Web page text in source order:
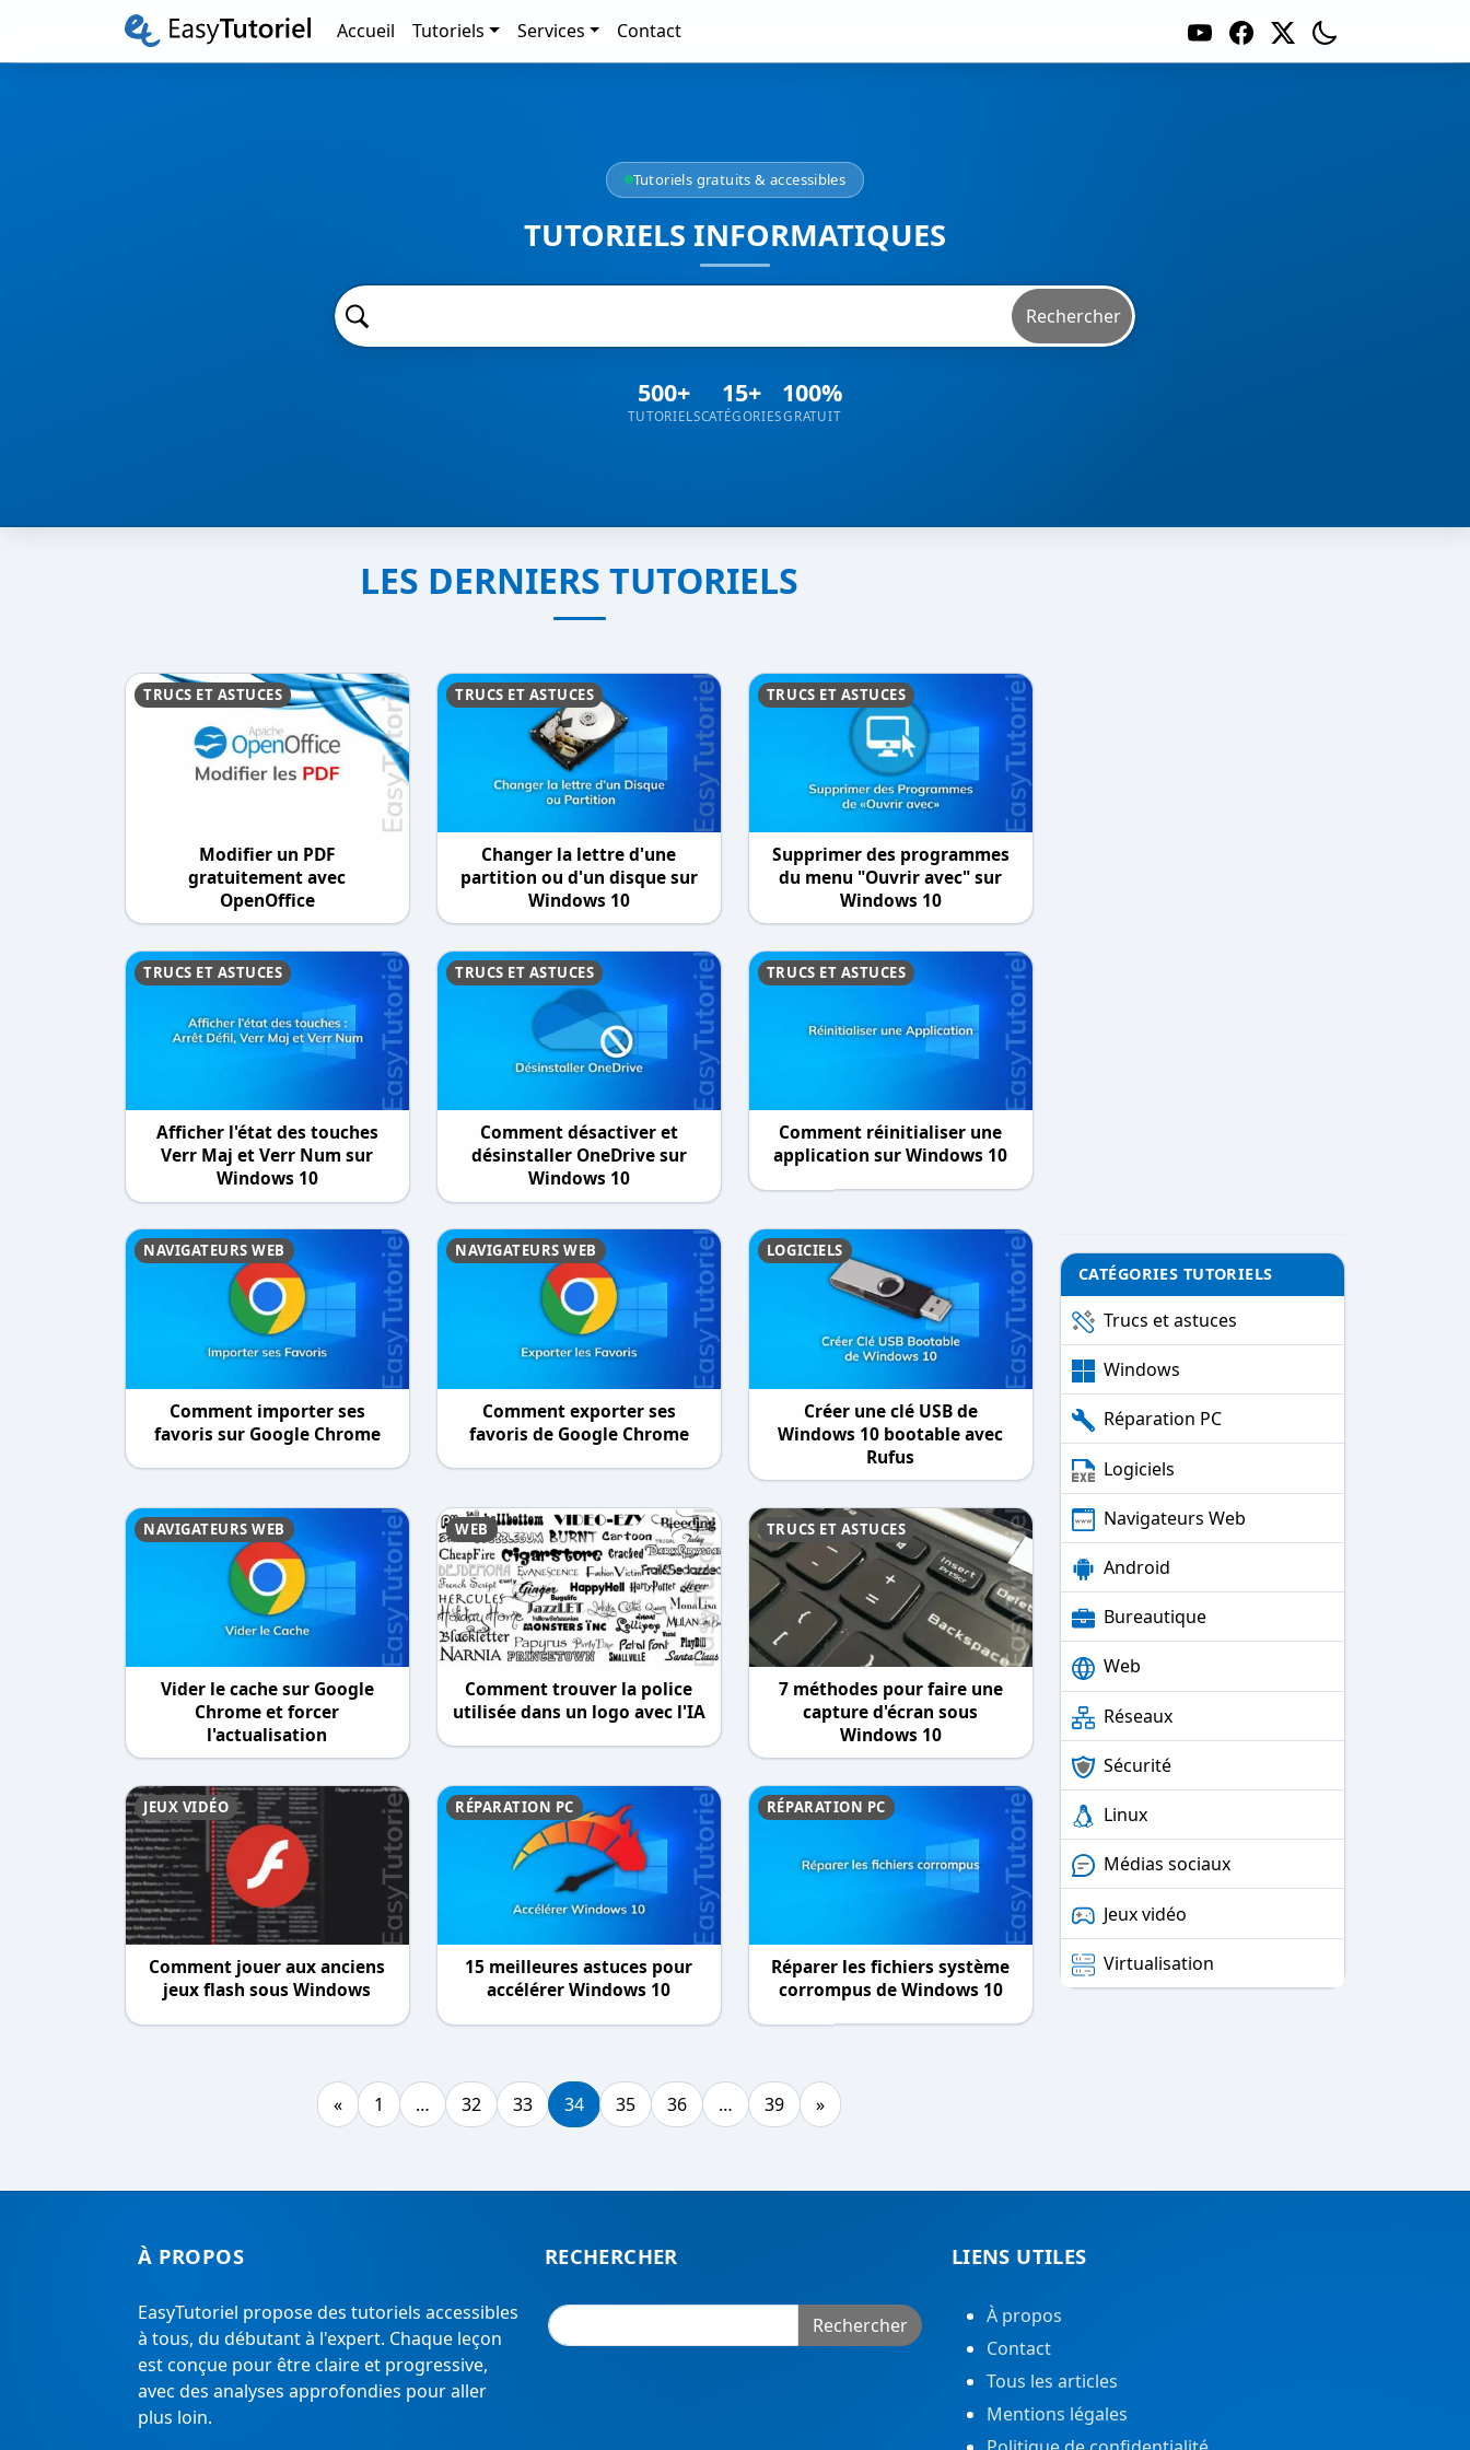
Accueil Tutoriels Services Contact
Tutoriels gratuits & accessibles
TUTORIELS INFORMATIQUES
Rechercher
500+
TUTORIELS
15+
CATÉGORIES
100%
GRATUIT
LES DERNIERS TUTORIELS
TRUCS ET ASTUCES
Modifier un PDF
gratuitement avec
OpenOffice
TRUCS ET ASTUCES
Changer la lettre d'une
partition ou d'un disque sur
Windows 10
TRUCS ET ASTUCES
Supprimer des programmes
du menu "Ouvrir avec" sur
Windows 10
TRUCS ET ASTUCES
Afficher l'état des touches
Verr Maj et Verr Num sur
Windows 10
TRUCS ET ASTUCES
Comment désactiver et
désinstaller OneDrive sur
Windows 10
TRUCS ET ASTUCES
Comment réinitialiser une
application sur Windows 10
NAVIGATEURS WEB
Comment importer ses
favoris sur Google Chrome
NAVIGATEURS WEB
Comment exporter ses
favoris de Google Chrome
LOGICIELS
Créer une clé USB de
Windows 10 bootable avec
Rufus
NAVIGATEURS WEB
Vider le cache sur Google
Chrome et forcer
l'actualisation
WEB
Comment trouver la police
utilisée dans un logo avec l'IA
TRUCS ET ASTUCES
7 méthodes pour faire une
capture d'écran sous
Windows 10
JEUX VIDÉO
Comment jouer aux anciens
jeux flash sous Windows
RÉPARATION PC
15 meilleures astuces pour
accélérer Windows 10
RÉPARATION PC
Réparer les fichiers système
corrompus de Windows 10
« 1 … 32 33 34 35 36 … 39 »
CATÉGORIES TUTORIELS
Trucs et astuces
Windows
Réparation PC
Logiciels
Navigateurs Web
Android
Bureautique
Web
Réseaux
Sécurité
Linux
Médias sociaux
Jeux vidéo
Virtualisation
À PROPOS
EasyTutoriel propose des tutoriels accessibles
à tous, du débutant à l'expert. Chaque leçon
est conçue pour être claire et progressive,
avec des analyses approfondies pour aller
plus loin.
RECHERCHER
Rechercher
LIENS UTILES
À propos
Contact
Tous les articles
Mentions légales